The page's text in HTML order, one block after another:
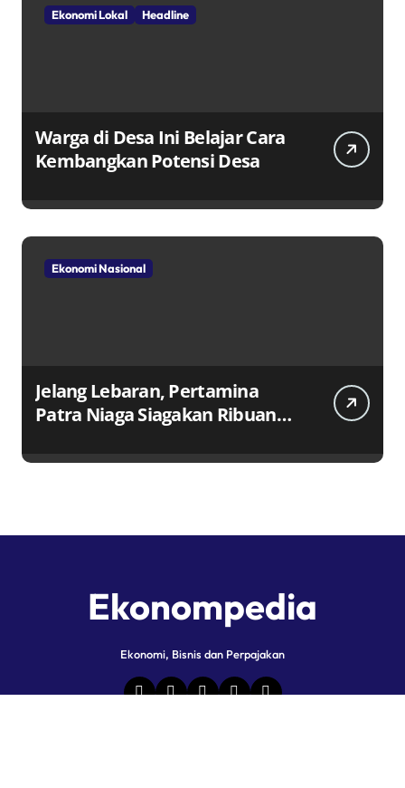
Ekonomi Lokal Headline
Warga di Desa Ini Belajar Cara
Kembangkan Potensi Desa
Ekonomi Nasional
Jelang Lebaran, Pertamina
Patra Niaga Siagakan Ribuan
Ekonompedia
Ekonomi, Bisnis dan Perpajakan